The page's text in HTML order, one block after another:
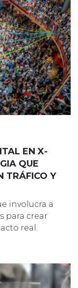
EN X-
QUE
TRÁFICO Y
involucra a
para crear
real.